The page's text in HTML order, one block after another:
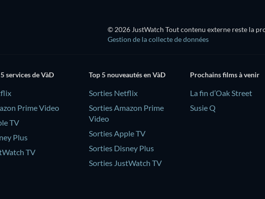
© 2026 JustWatch Tout contenu externe reste la
Gestion de la collecte de données
services de VàD
Prime Video
TV
Plus
TV
Top 5 nouveautés en VàD
Sorties Netflix
Sorties Amazon Prime
Video
Sorties Apple TV
Sorties Disney Plus
Sorties JustWatch TV
Prochains films à venir
La fin d’Oak Street
Susie Q